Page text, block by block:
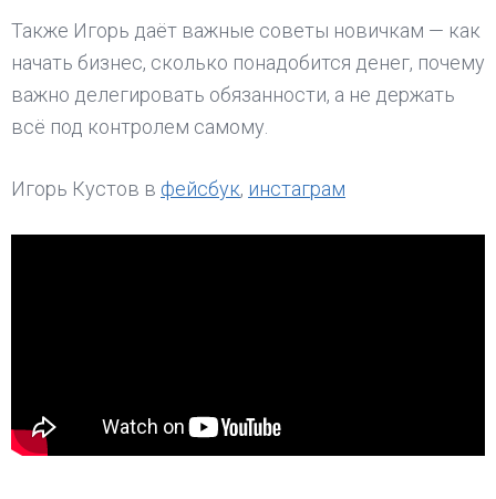
Также Игорь даёт важные советы новичкам — как
начать бизнес, сколько понадобится денег, почему
важно делегировать обязанности, а не держать
всё под контролем самому.
Игорь Кустов в фейсбук, инстаграм